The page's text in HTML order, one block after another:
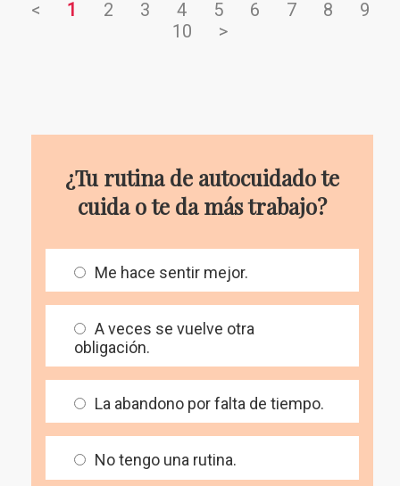
< 1 2 3 4 5 6 7 8
9
10
>
¿Tu rutina de autocuidado te
cuida o te da más trabajo?
Me hace sentir mejor.
A veces se vuelve otra
obligación.
La abandono por falta de tiempo.
No tengo una rutina.